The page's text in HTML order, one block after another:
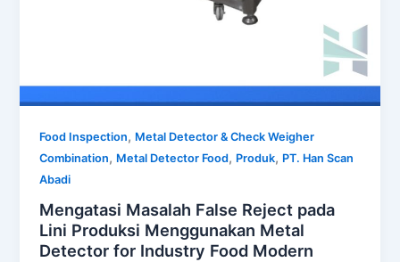
Food Inspection, Metal Detector & Check Weigher
Combination, Metal Detector Food, Produk, PT. Han Scan
Abadi
Mengatasi Masalah False Reject pada
Lini Produksi Menggunakan Metal
Detector for Industry Food Modern